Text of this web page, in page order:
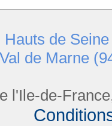
Hauts de
Val de Marne
l'Ile-de-